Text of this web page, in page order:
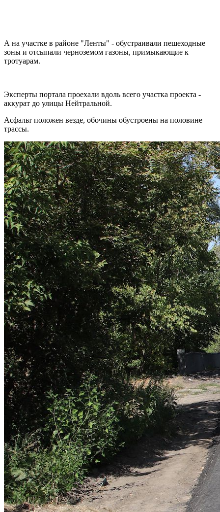
А на участке в районе "Ленты" - обустраивали пешеходные
зоны и отсыпали черноземом газоны, примыкающие к
тротуарам.
Эксперты портала проехали вдоль всего участка проекта -
аккурат до улицы Нейтральной.
Асфальт положен везде, обочины обустроены на половине
трассы.